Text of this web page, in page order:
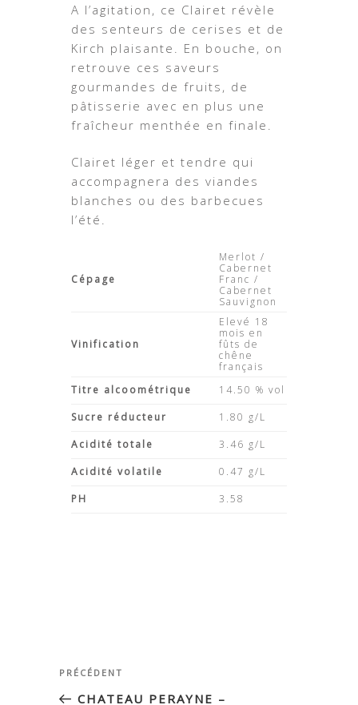
A l’agitation, ce Clairet révèle
des senteurs de cerises et de
Kirch plaisante. En bouche, on
retrouve ces saveurs
gourmandes de fruits, de
pâtisserie avec en plus une
fraîcheur menthée en finale.
Clairet léger et tendre qui
accompagnera des viandes
blanches ou des barbecues
l’été.
Cépage
Merlot /
Cabernet
Franc /
Cabernet
Sauvignon
Vinification
Elevé 18
mois en
fûts de
chêne
français
Titre alcoométrique
14.50 % vol
Sucre réducteur
1.80 g/L
Acidité totale
3.46 g/L
Acidité volatile
0.47 g/L
PH
3.58
Navigation
Article
précédent
PRÉCÉDENT
CHATEAU PERAYNE –